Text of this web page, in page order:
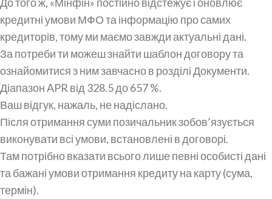
кредитні умови МФО та інформацію про самих
кредиторів, тому ми маємо завжди актуальні дані.
За потреби ти можеш знайти шаблон договору та
ознайомитися з ним завчасно в розділі Документи.
Діапазон APR від 328.5 до 657 %.
Ваш відгук, нажаль, не надіслано.
Після отримання суми позичальник зобов’язується
виконувати всі умови, встановлені в договорі.
Там потрібно вказати всього лише певні особисті дані
та бажані умови отримання кредиту на карту (сума,
термін).